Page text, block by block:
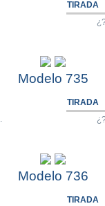
TIRADA
Modelo 735
TIRADA
Modelo 736
TIRADA